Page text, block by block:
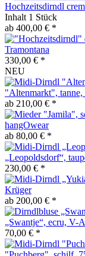
Hochzeitsdirndl
Inhalt 1 Stück
ab 400,00 € *
Tramontana
330,00 € *
NEU
"Altenmarkt",
ab 210,00 € *
hangOwear
ab 80,00 € *
„Leopoldsdorf“,
230,00 € *
Krüger
ab 200,00 € *
„Swantje“, ecru, V-
70,00 € *